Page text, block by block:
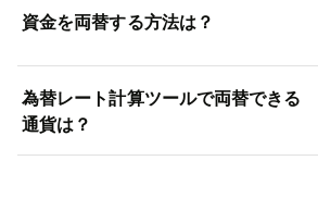
資金を両替する方法は？
為替レート計算ツールで両替できる
通貨は？